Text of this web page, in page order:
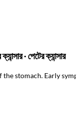
· পেটের ক্যান্সার
stomach. Early